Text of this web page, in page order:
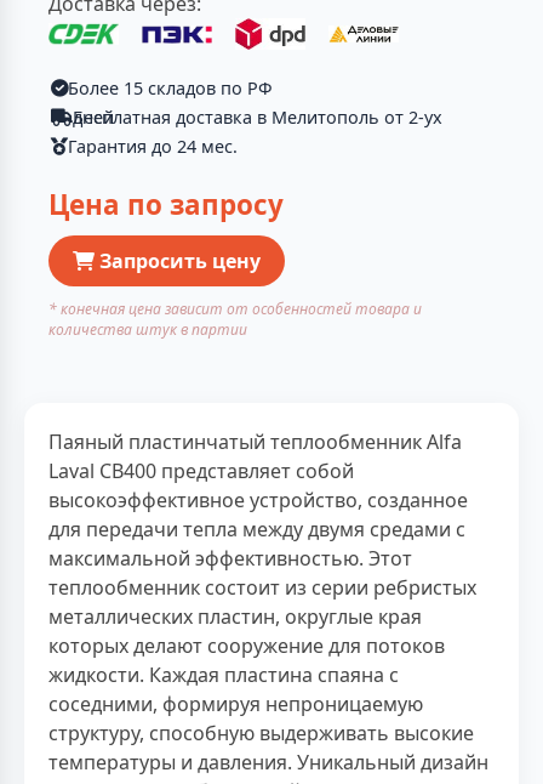
Более 15 складов по РФ
Бесплатная доставка в Мелитополь от 2-ух дней
Гарантия до 24 мес.
Цена по запросу
Запросить цену
* конечная цена зависит от особенностей товара и
количества штук в партии
Паяный пластинчатый теплообменник Alfa
Laval CB400 представляет собой
высокоэффективное устройство, созданное
для передачи тепла между двумя средами с
максимальной эффективностью. Этот
теплообменник состоит из серии ребристых
металлических пластин, округлые края
которых делают сооружение для потоков
жидкости. Каждая пластина спаяна с
соседними, формируя непроницаемую
структуру, способную выдерживать высокие
температуры и давления. Уникальный дизайн